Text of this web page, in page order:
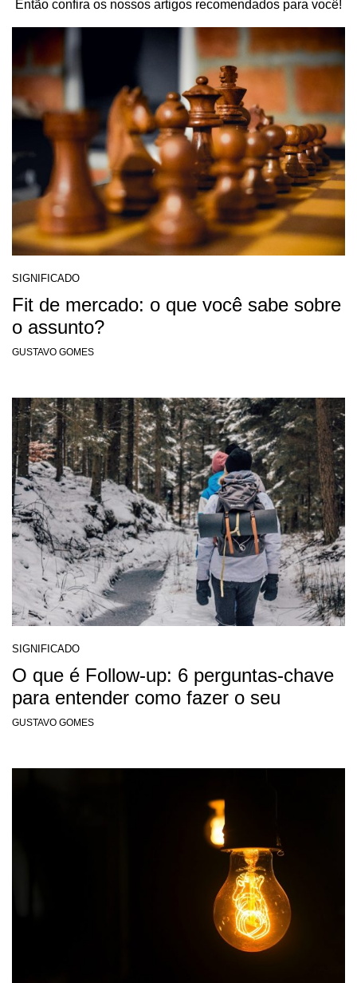
Então confira os nossos artigos recomendados para você!
SIGNIFICADO
Fit de mercado: o que você sabe sobre
o assunto?
GUSTAVO GOMES
SIGNIFICADO
O que é Follow-up: 6 perguntas-chave
para entender como fazer o seu
GUSTAVO GOMES